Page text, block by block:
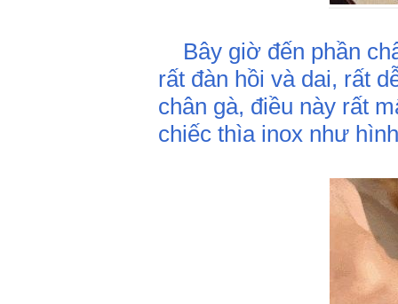
Bây giờ đến phần
rất đàn hồi và dai, rất
chân gà, điều này rất
chiếc thìa inox như